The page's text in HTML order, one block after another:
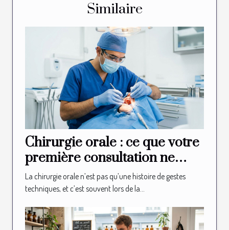
Similaire
Chirurgie orale : ce que votre
première consultation ne
vous révélera jamais
La chirurgie orale n’est pas qu’une histoire de gestes
techniques, et c’est souvent lors de la...